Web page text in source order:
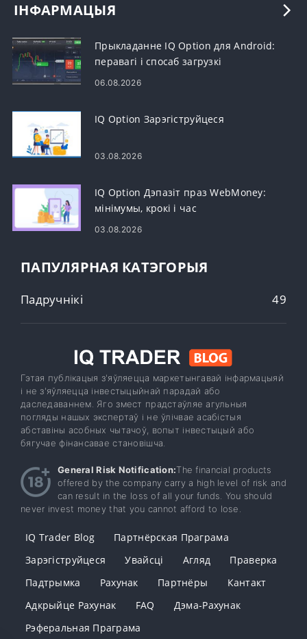
ІНФАРМАЦЫЯ
Прыкладанне IQ Option для Android:
перавагі і спосаб загрузкі
06.08.2026
IQ Option Зарэгіструйцеся
03.08.2026
IQ Option Дэпазіт праз WebMoney:
мінімумы, крокі і час
03.08.2026
ПАПУЛЯРНАЯ КАТЭГОРЫЯ
Падручнікі 49
Гэтая публікацыя з'яўляецца маркетынгавай інфармацыяй
і не з'яўляецца інвестыцыйнай парадай або
даследаваннем. Яго змест прадстаўляе агульныя
погляды нашых экспертаў і не ўлічвае асабістыя
абставіны асобных чытачоў, вопыт інвестыцый або
бягучае фінансавае становішча.
General Risk Notification:The financial products
offered by the company carry a high level of risk and
can result in the loss of all your funds. You should
never invest money that you cannot afford to lose.
IQ Trader Blog
Партнёрская Праграма
Зарэгіструйцеся
Увайсці Агляд
Праверка
Падтрымка
Рахунак Партнёры
Кантакт
Адкрыйце Рахунак
FAQ
Дэма-Рахунак
Рэферальная Праграма